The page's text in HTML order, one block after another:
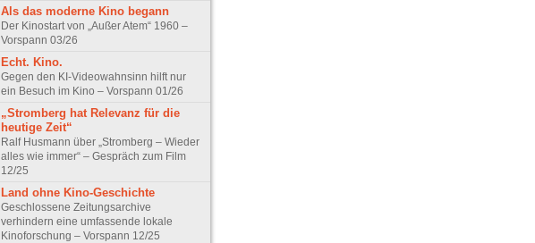
Als das moderne Kino begann
Der Kinostart von „Außer Atem“ 1960 –
Vorspann 03/26
Echt. Kino.
Gegen den KI-Videowahnsinn hilft nur
ein Besuch im Kino – Vorspann 01/26
„Stromberg hat Relevanz für die
heutige Zeit“
Ralf Husmann über „Stromberg – Wieder
alles wie immer“ – Gespräch zum Film
12/25
Land ohne Kino-Geschichte
Geschlossene Zeitungsarchive
verhindern eine umfassende lokale
Kinoforschung – Vorspann 12/25